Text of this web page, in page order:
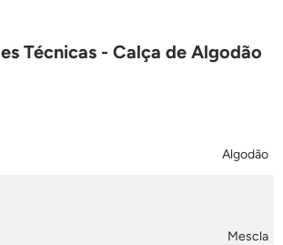
Técnicas - Calça de Algodão
Algodão
Mescla